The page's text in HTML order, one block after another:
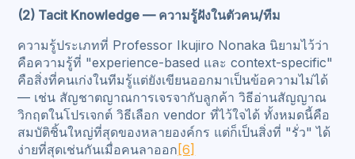
(2) Tacit Knowledge — ความรู้ฝังในตัวคน/ทีม
ความรู้ประเภทที่ Professor Ikujiro Nonaka นิยามไว้ว่า
คือความรู้ที่ "experience-based และ context-specific"
คือสิ่งที่คนเก่งในทีมรู้แต่ยังเขียนออกมาเป็นข้อความไม่ได้
— เช่น สัญชาตญาณการเจรจากับลูกค้า วิธีอ่านสัญญาณ
วิกฤตในโปรเจกต์ วิธีเลือก vendor ที่ไว้ใจได้ ทั้งหมดนี้คือ
สมบัติชิ้นใหญ่ที่สุดของหลายองค์กร แต่ก็เป็นสิ่งที่ "รั่ว" ได้
ง่ายที่สุดเช่นกันเมื่อคนลาออก [6]